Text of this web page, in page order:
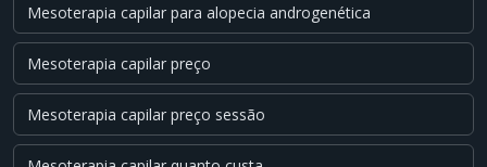
Mesoterapia capilar para alopecia androgenética
Mesoterapia capilar preço
Mesoterapia capilar preço sessão